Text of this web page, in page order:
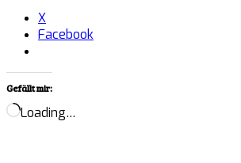
X
Facebook
Gefällt mir:
Loading…